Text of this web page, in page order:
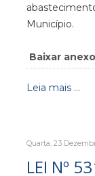
Município.
Baixar
Leia mais ...
Quarta, 23
LEI Nº